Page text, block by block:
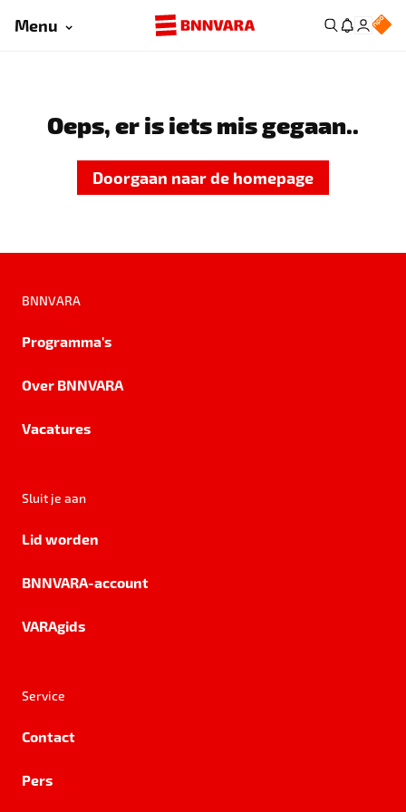
Menu
Oeps, er is iets mis gegaan..
Doorgaan naar de homepage
BNNVARA
Programma's
Over BNNVARA
Vacatures
Sluit je aan
Lid worden
BNNVARA-account
VARAgids
Service
Contact
Pers